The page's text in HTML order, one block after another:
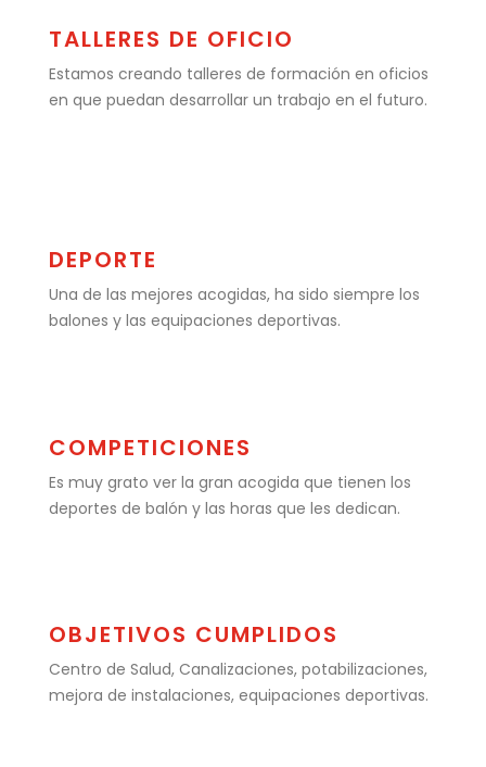
TALLERES DE OFICIO
Estamos creando talleres de formación en oficios
en que puedan desarrollar un trabajo en el futuro.
DEPORTE
Una de las mejores acogidas, ha sido siempre los
balones y las equipaciones deportivas.
COMPETICIONES
Es muy grato ver la gran acogida que tienen los
deportes de balón y las horas que les dedican.
OBJETIVOS CUMPLIDOS
Centro de Salud, Canalizaciones, potabilizaciones,
mejora de instalaciones, equipaciones deportivas.